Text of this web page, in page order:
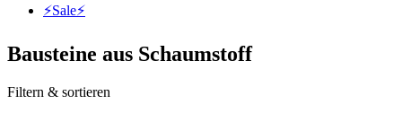
⚡️Sale⚡️
Bausteine aus Schaumstoff
Filtern & sortieren